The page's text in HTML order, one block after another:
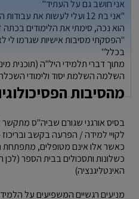
אני חושב גם על העתיד"
"אני בת 12 ועלי לעשות את
הוא נכה, סימתי את הלימודים
"הפסקתי מסיבות אישיות שגרמו
בכלל"
מתוך דברי תלמידי היל"ה (תוכנית
השלמה השלמת יסוד ולימודי
מהסיבות
בסיס אורגני שגורם שביה"ס מתקשר
לקויי למידה / הפרעה בקשב ובריכוז
כאשר אלו אינם מטופלים, מתפתחת
כשלונות ותסכולים בבית הספר
האינטליגנציה)
מניעים רגשיים המשפיעים על